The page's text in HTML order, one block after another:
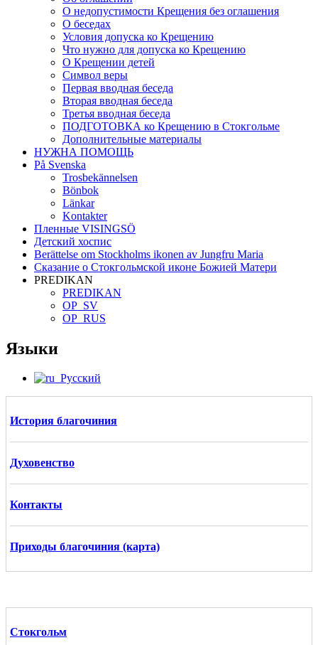
О недопустимости Крещения без оглашения
О беседах
Условия допуска ко Крещению
Что нужно для допуска ко Крещению
О Крещении детей
Символ веры
Первая вводная беседа
Вторая вводная беседа
Третья вводная беседа
ПОДГОТОВКА ко Крещению в Стокгольме
Дополнительные материалы
НУЖНА ПОМОЩЬ
På Svenska
Trosbekännelsen
Bönbok
Länkar
Kontakter
Пленные VISINGSÖ
Детский хоспис
Berättelse om Stockholms ikonen av Jungfru Maria
Сказание о Стокгольмской иконе Божией Матери
PREDIKAN
PREDIKAN
OP_SV
OP_RUS
Языки
Русский
История благочиния
Духовенство
Контакты
Приходы благочиния (карта)
Стокгольм